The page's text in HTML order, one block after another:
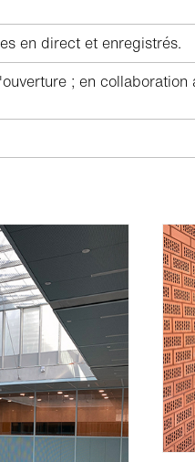
en direct et enregistrés.
; en